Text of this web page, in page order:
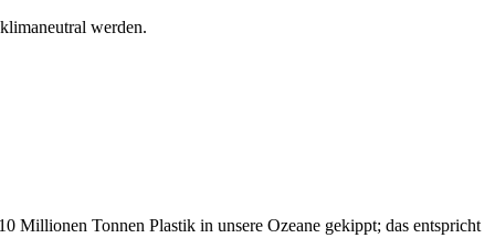
werden.
Millionen Tonnen Plastik in unsere Ozeane gekippt; das entspricht